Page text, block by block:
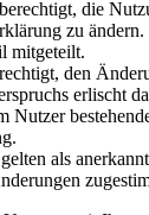
die
zu
mitgeteilt.
den
erlischt
Nutzer
als